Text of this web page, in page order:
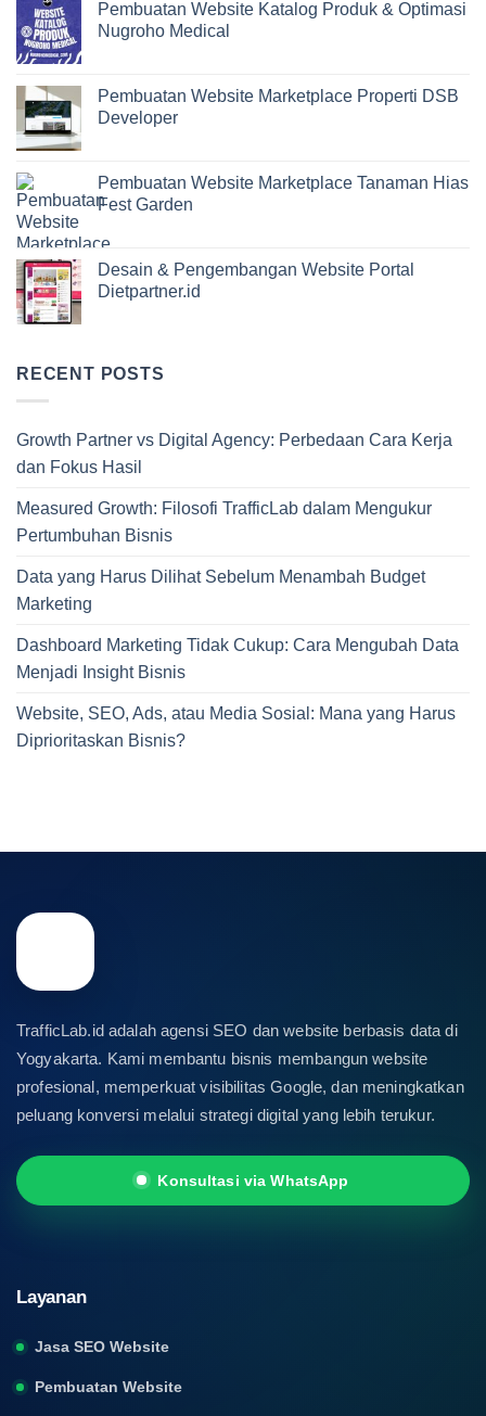
Pembuatan Website Katalog Produk & Optimasi
Nugroho Medical
Pembuatan Website Marketplace Properti DSB
Developer
Pembuatan Website Marketplace Tanaman Hias
Fest Garden
Desain & Pengembangan Website Portal
Dietpartner.id
RECENT POSTS
Growth Partner vs Digital Agency: Perbedaan Cara Kerja
dan Fokus Hasil
Measured Growth: Filosofi TrafficLab dalam Mengukur
Pertumbuhan Bisnis
Data yang Harus Dilihat Sebelum Menambah Budget
Marketing
Dashboard Marketing Tidak Cukup: Cara Mengubah Data
Menjadi Insight Bisnis
Website, SEO, Ads, atau Media Sosial: Mana yang Harus
Diprioritaskan Bisnis?
TrafficLab.id adalah agensi SEO dan website berbasis data di
Yogyakarta. Kami membantu bisnis membangun website
profesional, memperkuat visibilitas Google, dan meningkatkan
peluang konversi melalui strategi digital yang lebih terukur.
Konsultasi via WhatsApp
Layanan
Jasa SEO Website
Pembuatan Website